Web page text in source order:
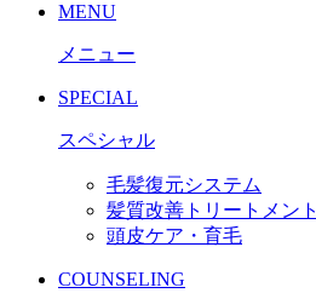
MENU
メニュー
SPECIAL
スペシャル
毛髪復元システム
髪質改善トリートメント
頭皮ケア・育毛
COUNSELING